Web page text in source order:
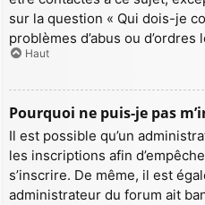
sur la question « Qui dois-je
problèmes d’abus ou
Haut
Pourquoi ne puis-je pas
Il est possible qu’un
les inscriptions afin
s’inscrire. De même, il est
administrateur du forum ait